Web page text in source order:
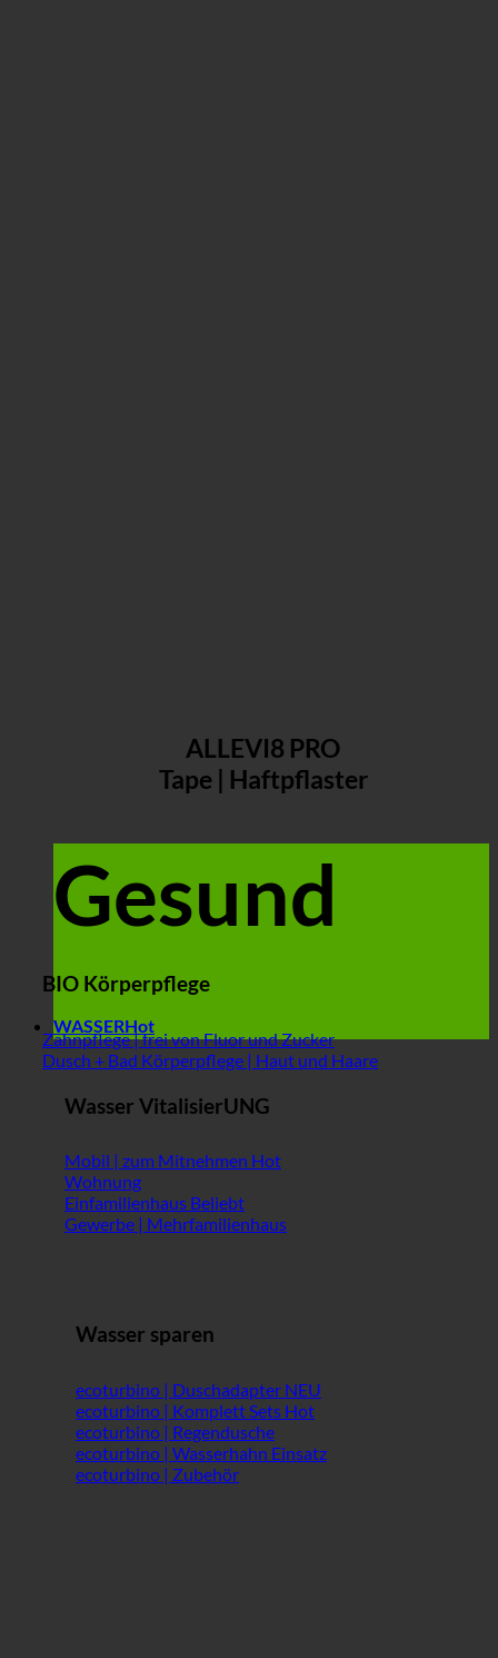
ALLEVI8 PRO
Tape | Haftpflaster
Gesund
BIO Körperpflege
Zahnpflege | frei von Fluor und Zucker
Dusch + Bad Körperpflege | Haut und Haare
WASSER
Wasser VitalisierUNG
Mobil | zum Mitnehmen
Wohnung
Einfamilienhaus
Gewerbe | Mehrfamilienhaus
Wasser sparen
ecoturbino | Duschadapter
ecoturbino | Komplett Sets
ecoturbino | Regendusche
ecoturbino | Wasserhahn Einsatz
ecoturbino | Zubehör